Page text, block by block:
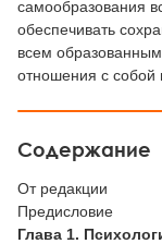
самообразования
обеспечивать
всем
отношения с собой
Содержание
От редакции
Предисловие
Глава 1.